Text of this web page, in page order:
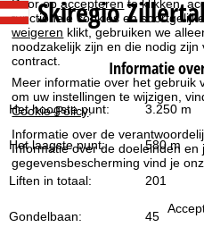
Door opaccepteren te klikken,
functionele cookies en
weigeren klikt, gebruiken we
noodzakelijk zijn en die nodig
contract.
Meer informatie over het gebruik
om uw instellingen te wijzigen,
Cookie-Policy.
Informatie over de
Informatie over de doeleinden en
gegevensbescherming vind je
t
a
r
t
p
Skiregio
Informatie
Het hoogste punt: 3.250 m
Het laagste punt: 580 m
Liften in totaal: 201
Gondelbaan: 45